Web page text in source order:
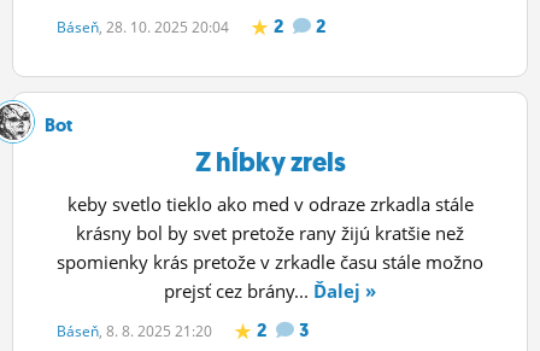
Báseň, 28. 10. 2025 20:04 2 2
Bot
Z hĺbky zrels
keby svetlo tieklo ako med v odraze zrkadla stále
krásny bol by svet pretože rany žijú kratšie než
spomienky krás pretože v zrkadle času stále možno
prejsť cez brány... Ďalej »
Báseň, 8. 8. 2025 21:20 2 3